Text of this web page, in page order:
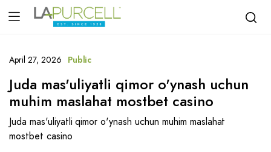
April 27, 2026 Public
Juda mas'uliyatli qimor o'ynash uchun
muhim maslahat mostbet casino
Juda mas'uliyatli qimor o'ynash uchun muhim maslahat
mostbet casino